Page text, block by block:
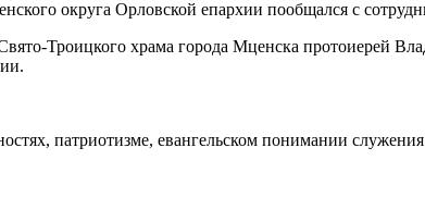
Троицкого храма города Мценска протоиерей
патриотизме, евангельском понимании